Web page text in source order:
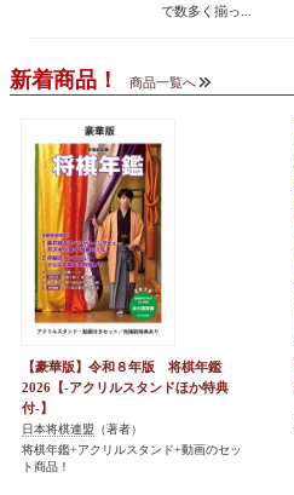
で数多く揃っ...
新着商品！ 商品一覧へ
【豪華版】令和８年版 将棋年鑑
2026【-アクリルスタンドほか特典
付-】
日本将棋連盟 （著者）
将棋年鑑+アクリルスタンド+動画のセッ
ト商品！